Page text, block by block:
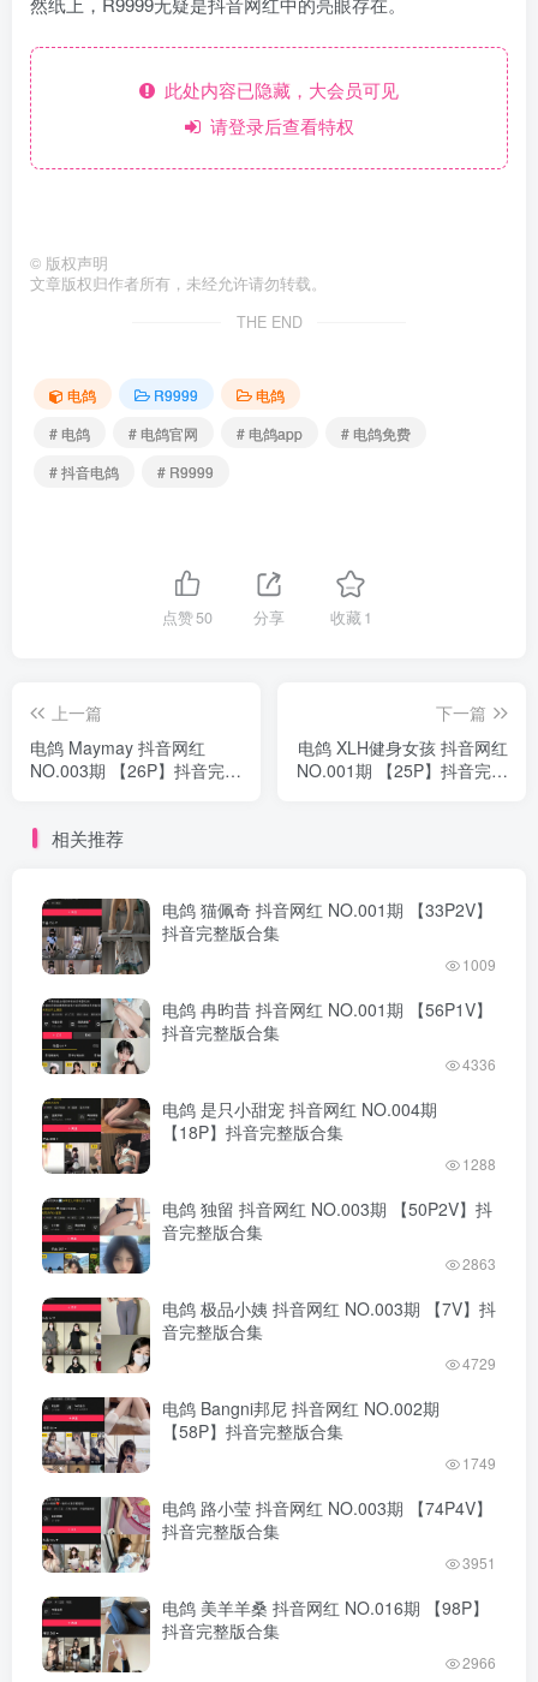
此处内容已隐藏，大会员可见
请登录后查看特权
© 版权声明
文章版权归作者所有，未经允许请勿转载。
THE END
电鸽 R9999
电鸽
# 电鸽
# 电鸽官网 # 电鸽app
# 电鸽免费
# 抖音电鸽
# R9999
点赞50 分享 收藏1
上一篇
电鸽 Maymay 抖音网红
NO.003期 【26P】抖音完整
下一篇
电鸽 XLH健身女孩 抖音网红
NO.001期 【25P】抖音完整
相关推荐
电鸽 猫佩奇 抖音网红 NO.001期 【33P2V】
抖音完整版合集
1009
电鸽 冉昀昔 抖音网红 NO.001期 【56P1V】
抖音完整版合集
4336
电鸽 是只小甜宠 抖音网红 NO.004期
【18P】抖音完整版合集
1288
电鸽 独留 抖音网红 NO.003期 【50P2V】抖
音完整版合集
2863
电鸽 极品小姨 抖音网红 NO.003期 【7V】抖
音完整版合集
4729
电鸽 Bangni邦尼 抖音网红 NO.002期
【58P】抖音完整版合集
1749
电鸽 路小莹 抖音网红 NO.003期 【74P4V】
抖音完整版合集
3951
电鸽 美羊羊桑 抖音网红 NO.016期 【98P】
抖音完整版合集
2966